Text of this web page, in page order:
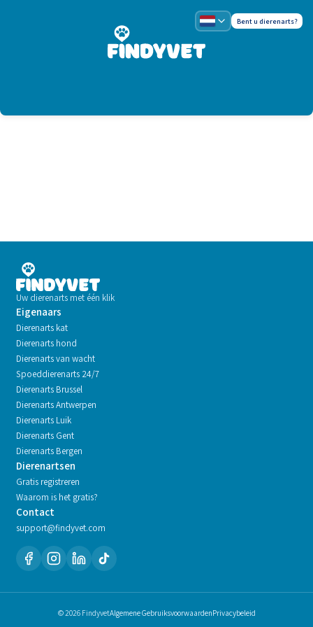
Bent u dierenarts?
Uw dierenarts met één klik
Eigenaars
Dierenarts kat
Dierenarts hond
Dierenarts van wacht
Spoeddierenarts 24/7
Dierenarts Brussel
Dierenarts Antwerpen
Dierenarts Luik
Dierenarts Gent
Dierenarts Bergen
Dierenartsen
Gratis registreren
Waarom is het gratis?
Contact
support@findyvet.com
© 2026 FindyvetAlgemene GebruiksvoorwaardenPrivacybeleid